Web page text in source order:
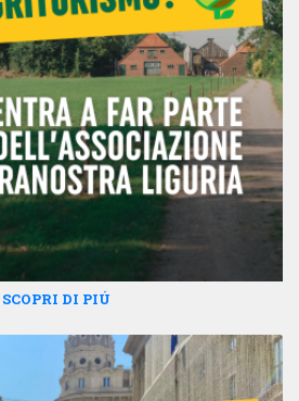
SCOPRI DI PIÚ